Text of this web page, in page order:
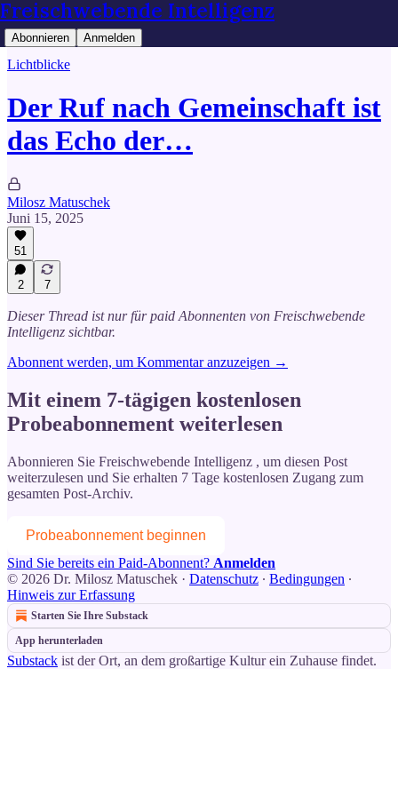
Freischwebende Intelligenz
Abonnieren Anmelden
Lichtblicke
Der Ruf nach Gemeinschaft ist
das Echo der…
Milosz Matuschek
Juni 15, 2025
51
2 7
Dieser Thread ist nur für paid Abonnenten von Freischwebende
Intelligenz sichtbar.
Abonnent werden, um Kommentar anzuzeigen →
Mit einem 7-tägigen kostenlosen
Probeabonnement weiterlesen
Abonnieren Sie Freischwebende Intelligenz , um diesen Post
weiterzulesen und Sie erhalten 7 Tage kostenlosen Zugang zum
gesamten Post-Archiv.
Probeabonnement beginnen
Sind Sie bereits ein Paid-Abonnent? Anmelden
© 2026 Dr. Milosz Matuschek · Datenschutz ∙ Bedingungen ∙
Hinweis zur Erfassung
Starten Sie Ihre Substack
App herunterladen
Substack ist der Ort, an dem großartige Kultur ein Zuhause findet.